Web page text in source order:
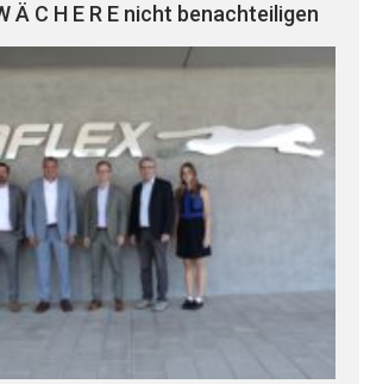
Ä C H E R E nicht benachteiligen